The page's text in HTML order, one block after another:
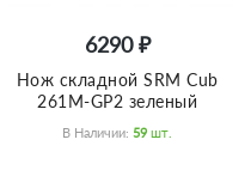
6290 ₽
Нож складной SRM Cub
261M-GP2 зеленый
В Наличии: 59 Шт.